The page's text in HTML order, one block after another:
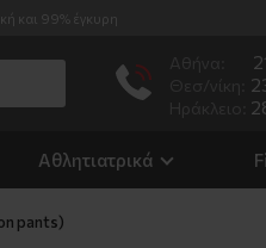
και 99% έγκυρη
Αθλητιατρικά
pants)